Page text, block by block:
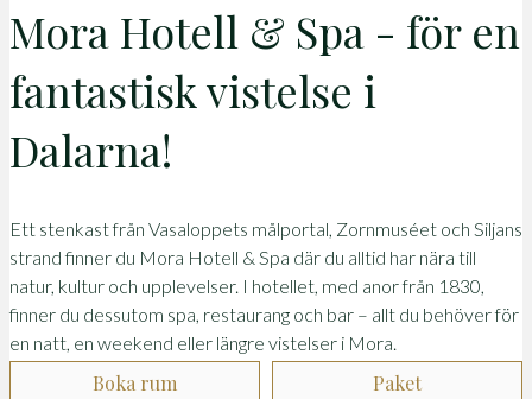
Mora Hotell & Spa - för en
fantastisk vistelse i
Dalarna!
Ett stenkast från Vasaloppets målportal, Zornmuséet och Siljans
strand finner du Mora Hotell & Spa där du alltid har nära till
natur, kultur och upplevelser. I hotellet, med anor från 1830,
finner du dessutom spa, restaurang och bar – allt du behöver för
en natt, en weekend eller längre vistelser i Mora.
Boka rum Paket